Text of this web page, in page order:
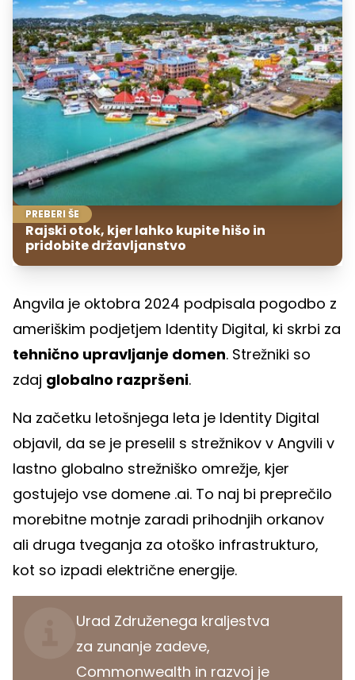
PREBERI ŠE
Rajski otok, kjer lahko kupite hišo in
pridobite državljanstvo
Angvila je oktobra 2024 podpisala pogodbo z
ameriškim podjetjem Identity Digital, ki skrbi za
tehnično upravljanje domen. Strežniki so
zdaj globalno razpršeni.
Na začetku letošnjega leta je Identity Digital
objavil, da se je preselil s strežnikov v Angvili v
lastno globalno strežniško omrežje, kjer
gostujejo vse domene .ai. To naj bi preprečilo
morebitne motnje zaradi prihodnjih orkanov
ali druga tveganja za otoško infrastrukturo,
kot so izpadi električne energije.
Urad Združenega kraljestva
za zunanje zadeve,
Commonwealth in razvoj je